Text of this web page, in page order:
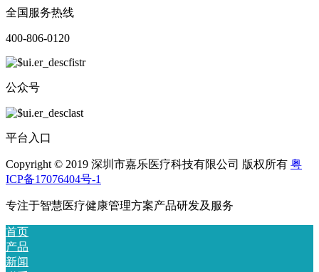
全国服务热线
400-806-0120
公众号
平台入口
Copyright © 2019 深圳市嘉乐医疗科技有限公司 版权所有 粤
ICP备17076404号-1
专注于智慧医疗健康管理方案产品研发及服务
首页
产品
新闻